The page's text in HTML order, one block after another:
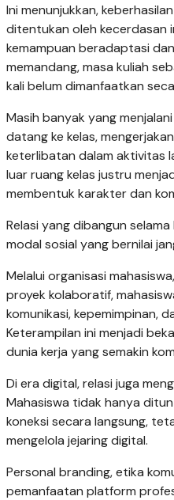
Ini menunjukkan,
ditentukan oleh kecerdasan
kemampuan beradaptasi
memandang, masa kuliah
kali belum dimanfaatkan
Masih banyak yang
datang ke kelas,
keterlibatan dalam aktivitas
luar ruang kelas justru
membentuk karakter dan
Relasi yang dibangun
modal sosial yang bernilai
Melalui organisasi
proyek kolaboratif,
komunikasi, kepemimpinan,
Keterampilan ini menjadi
dunia kerja yang semakin
Di era digital, relasi juga
Mahasiswa tidak hanya
koneksi secara langsung,
mengelola jejaring digital.
Personal branding, etika
pemanfaatan platform